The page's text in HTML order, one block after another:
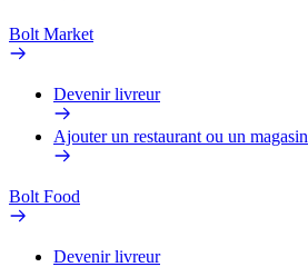
Bolt Market
Devenir livreur
Ajouter un restaurant ou un magasin
Bolt Food
Devenir livreur